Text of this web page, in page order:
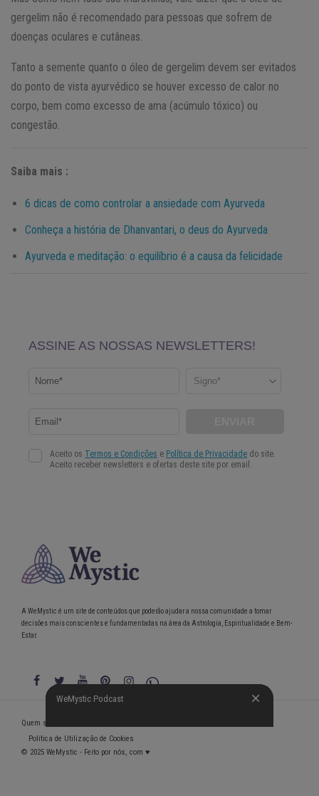
gergelim não é recomendado para pessoas que sofrem de
doenças oculares e cutâneas.
Tanto a semente quanto o óleo de gergelim devem ser evitados
do ponto de vista ayurvédico se houver excesso de calor no
corpo, bem como excesso de ama (acúmulo tóxico) ou
congestão.
Saiba mais :
6 dicas de como controlar a ansiedade com Ayurveda
Conheça a história de Dhanvantari, o deus do Ayurveda
Ayurveda e meditação: o equilíbrio é a causa da felicidade
WeMystic Podcast
A WeMystic é um site de conteúdos que poderão ajudar a nossa comunidade a tomar
decisões mais conscientes e fundamentadas na área da Astrologia, Espiritualidade e Bem-
Estar.
WeMystic Podcast
Quem somos
Política de Utilização de Cookies
© 2025 WeMystic - Feito por nós, com ♥